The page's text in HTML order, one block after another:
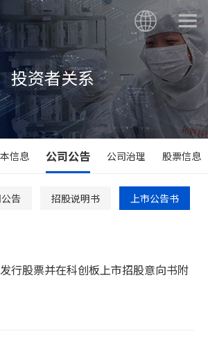
投资者关系
信息 公司公告 公司治理 股票信息
告 招股说明书 上市公告书
行股票并在科创板上市招股意向书附